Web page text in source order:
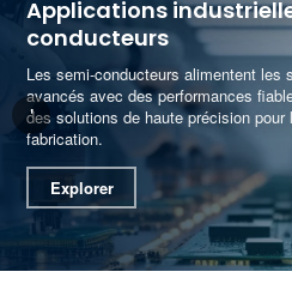
Applications
conducteurs
Les semi-conducteurs alimentent les
avancés avec des performances
des solutions de haute précision
fabrication.
Explorer
'